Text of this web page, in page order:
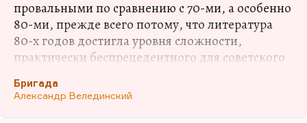
было очень наивно, утопия вообще трудный
жанр. Но…
провальными по сравнению с 70-ми, а особенно
80-ми, прежде всего потому, что литература
80-х годов достигла уровня сложности,
практически беспрецедентного для советского
шифроваться, она подошла к реально сложным
проблемам. Она немножко засахарилась, как
Бригада
Александр Велединский